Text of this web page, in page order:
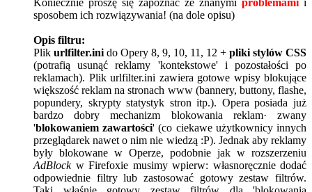
Koniecznie proszę się zapoznać ze znanymi problemami i
sposobem ich rozwiązywania! (na dole opisu)
Opis filtru:
Plik urlfilter.ini do Opery 8, 9, 10, 11, 12 + pliki stylów CSS
(potrafią usunąć reklamy 'kontekstowe' i pozostałości po
reklamach). Plik urlfilter.ini zawiera gotowe wpisy blokujące
większość reklam na stronach www (bannery, buttony, flashe,
popundery, skrypty statystyk stron itp.). Opera posiada już
bardzo dobry mechanizm blokowania reklam· zwany
'blokowaniem zawartości' (co ciekawe użytkownicy innych
przeglądarek nawet o nim nie wiedzą :P). Jednak aby reklamy
były blokowane w Operze, podobnie jak w rozszerzeniu
AdBlockw Firefoxie musimy wpierw: własnoręcznie dodać
odpowiednie filtry lub zastosować gotowy zestaw filtrów.